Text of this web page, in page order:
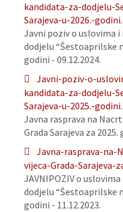
kandidata-za-dodjelu-
Sarajeva-u-2026.-
Javni poziv o uslovima
dodjelu “Šestoaprilske
godini - 09.12.2024.
Javni-poziv-o-
kandidata-za-dodjelu-
Sarajeva-u-2025.-
Javna rasprava na
Grada Sarajeva za 2025.
Javna-rasprava-na-
vijeca-Grada-Sarajeva-
JAVNIPOZIV o
dodjelu “Šestoaprilske
godini - 11.12.2023.